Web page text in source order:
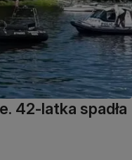
42-latka spadła